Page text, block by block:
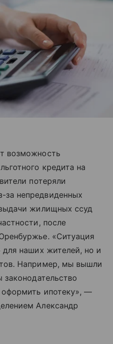
возможность
кредита на
потеряли
непредвиденных
жилищных ссуд
после
«Ситуация
для наших жителей, но и
Например, мы вышли
ипотеку», —
Александр